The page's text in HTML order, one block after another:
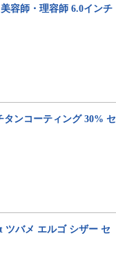
容師・理容師 6.0インチ
タンコーティング 30% セ
ツバメ エルゴ シザー セ